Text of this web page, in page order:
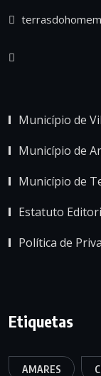
Município de
Município de
Município de
Estatuto
Política de
Etiquetas
AMARES